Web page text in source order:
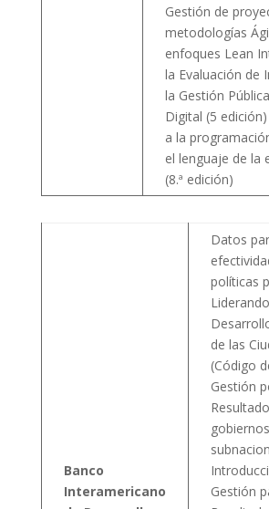
Gestión de
metodologías
enfoques Lean
la Evaluación de
la Gestión
Digital (5
a la
el lenguaje de la
(8.ª edición)
Banco
Interamericano
Datos
políticas
de las
(Código
Gestión
gobiernos
Gestión